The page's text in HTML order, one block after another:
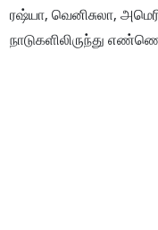
ரஷ்யா, வெனிசுலா,
நாடுகளிலிருந்து